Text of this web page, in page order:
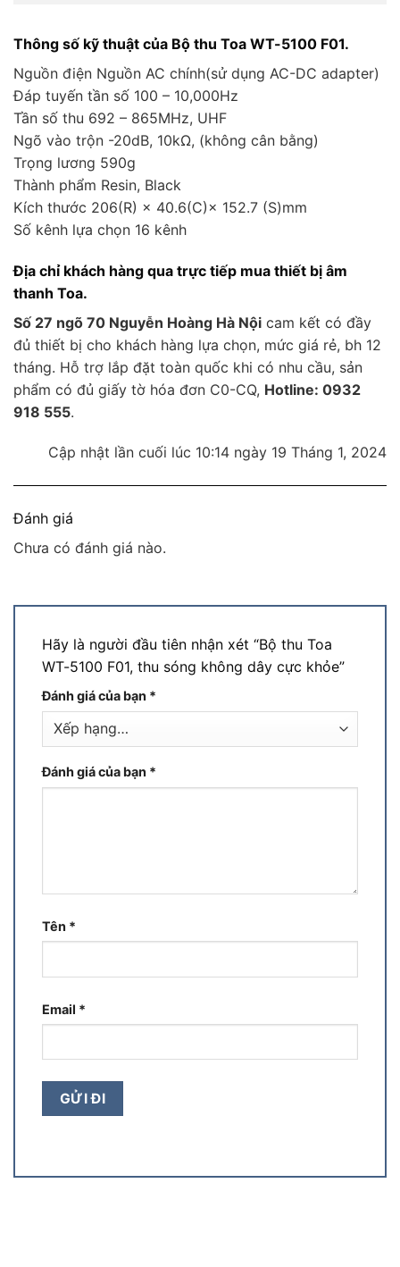
Thông số kỹ thuật của Bộ thu Toa WT-5100 F01.
Nguồn điện Nguồn AC chính(sử dụng AC-DC adapter)
Đáp tuyến tần số 100 – 10,000Hz
Tần số thu 692 – 865MHz, UHF
Ngõ vào trộn -20dB, 10kΩ, (không cân bằng)
Trọng lương 590g
Thành phẩm Resin, Black
Kích thước 206(R) × 40.6(C)× 152.7 (S)mm
Số kênh lựa chọn 16 kênh
Địa chỉ khách hàng qua trực tiếp mua thiết bị âm
thanh Toa.
Số 27 ngõ 70 Nguyễn Hoàng Hà Nội cam kết có đầy
đủ thiết bị cho khách hàng lựa chọn, mức giá rẻ, bh 12
tháng. Hỗ trợ lắp đặt toàn quốc khi có nhu cầu, sản
phẩm có đủ giấy tờ hóa đơn C0-CQ, Hotline: 0932
918 555.
Cập nhật lần cuối lúc 10:14 ngày 19 Tháng 1, 2024
Đánh giá
Chưa có đánh giá nào.
Hãy là người đầu tiên nhận xét “Bộ thu Toa
WT-5100 F01, thu sóng không dây cực khỏe”
Đánh giá của bạn *
Đánh giá của bạn *
Tên *
Email *